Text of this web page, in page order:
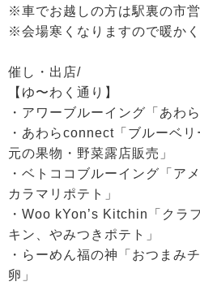
※車でお越しの方は駅裏の市
※会場寒くなりますので暖か
催し・出店/
【ゆ〜わく通り】
・アワーブルーイング「あわ
・あわらconnect「ブルーベ
元の果物・野菜露店販売」
・ベトココブルーイング「ア
カラマリポテト」
・Woo kYon’s Kitchin「クラ
キン、やみつきポテト」
・らーめん福の神「おつまみ
卵」